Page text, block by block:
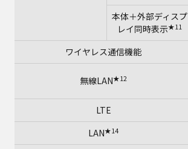
本体＋外部ディスプ
レイ同時表示★11
ワイヤレス通信機能
無線LAN★12
LTE
LAN★14